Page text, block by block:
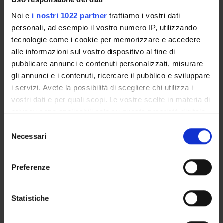
Noi e i nostri 1022 partner trattiamo i vostri dati
personali, ad esempio il vostro numero IP, utilizzando
tecnologie come i cookie per memorizzare e accedere
alle informazioni sul vostro dispositivo al fine di
pubblicare annunci e contenuti personalizzati, misurare
gli annunci e i contenuti, ricercare il pubblico e sviluppare
i servizi. Avete la possibilità di scegliere chi utilizza i
vostri dati e per quali scopi. Le vostre scelte in materia di
privacy sono applicabili solo su questa proprietà digitale
modificare o revocare il proprio consenso in qualsiasi
momento dalla Dichiarazione sui cookie o facendo clic
raccogliere informazioni sulla tua posizione
geografica, con un'approssimazione di qualche
delNecessari
Preferenze
Statistiche
Organi collegiali e di governo
Docenti
Agevolazioni economiche
Alloggi
Documenti
OFFERTA FORMATIVA
DOTTORATI, MASTER E FORMAZIONE SUPERIORE
Contatti
Luoghi